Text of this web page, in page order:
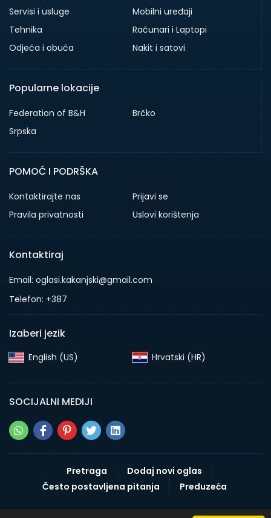
Servisi i usluge
Mobilni uređaji
Tehnika
Računari i Laptopi
Odjeća i obuća
Nakit i satovi
Popularne lokacije
Federation of B&H
Brčko
Srpska
POMOĆ I PODRŠKA
Kontaktirajte nas
Prijavi se
Pravila privatnosti
Uslovi korištenja
Kontaktiraj
Email: oglasi.kakanjski@gmail.com
Telefon: +387
Izaberi jezik
English (US)‎ Hrvatski (HR)‎
SOCIJALNI MEDIJI
Pretraga
Dodaj novi oglas
Često postavljena pitanja
Preduzeća